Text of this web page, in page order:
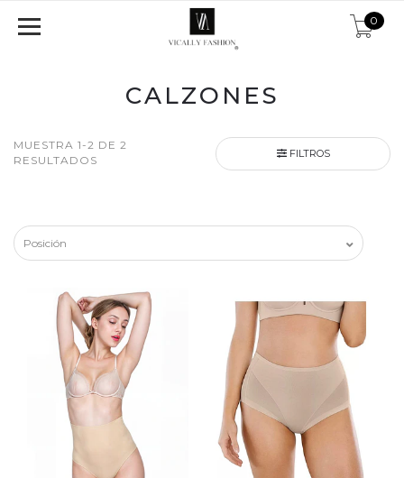
0
CALZONES
MUESTRA 1-2 DE 2
RESULTADOS
FILTROS